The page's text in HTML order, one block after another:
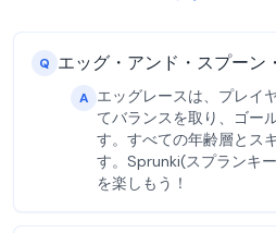
Q エッグ・アンド・スプーン
A エッグレースは、プレイ
てバランスを取り、ゴー
す。すべての年齢層とス
す。Sprunki(スプランキ
を楽しもう！